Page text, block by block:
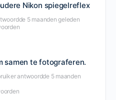
Nikon spiegelreflex
5 maanden geleden
samen te fotograferen.
antwoordde 5 maanden